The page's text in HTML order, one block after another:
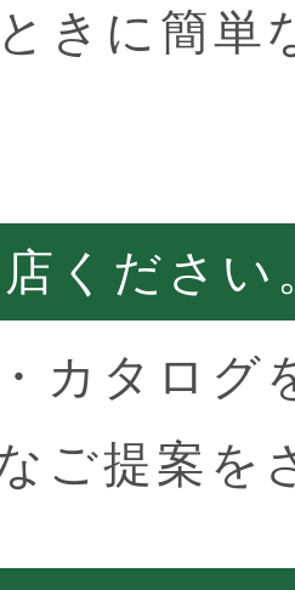
きに簡単
ください
カタログ
ご提案を